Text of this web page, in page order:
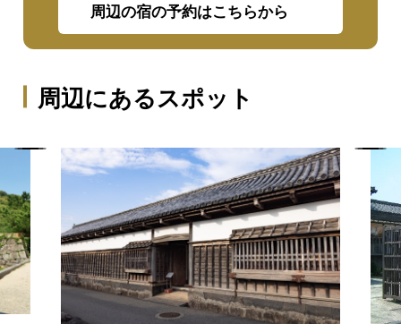
周辺の宿の予約はこちらから
周辺にあるスポット